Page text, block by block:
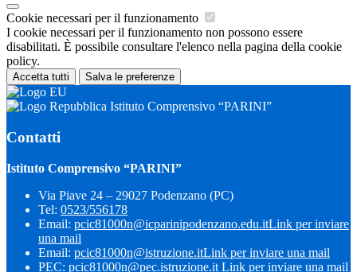
Cookie necessari per il funzionamento
I cookie necessari per il funzionamento non possono essere
disabilitati. È possibile consultare l'elenco nella pagina della cookie
policy.
Accetta tutti Salva le preferenze
Istituto Comprensivo “PARINI”
Contatti
Istituto Comprensivo “PARINI”
Via Piave 24 – 29027 Podenzano (PC)
Tel: 0523/556178
Email: pcic81000n@icparinipodenzano.edu.itLink per inviare
una mail
Email: pcic81000n@istruzione.itLink per inviare una mail
PEC: pcic81000n@pec.istruzione.it Link per inviare una mail